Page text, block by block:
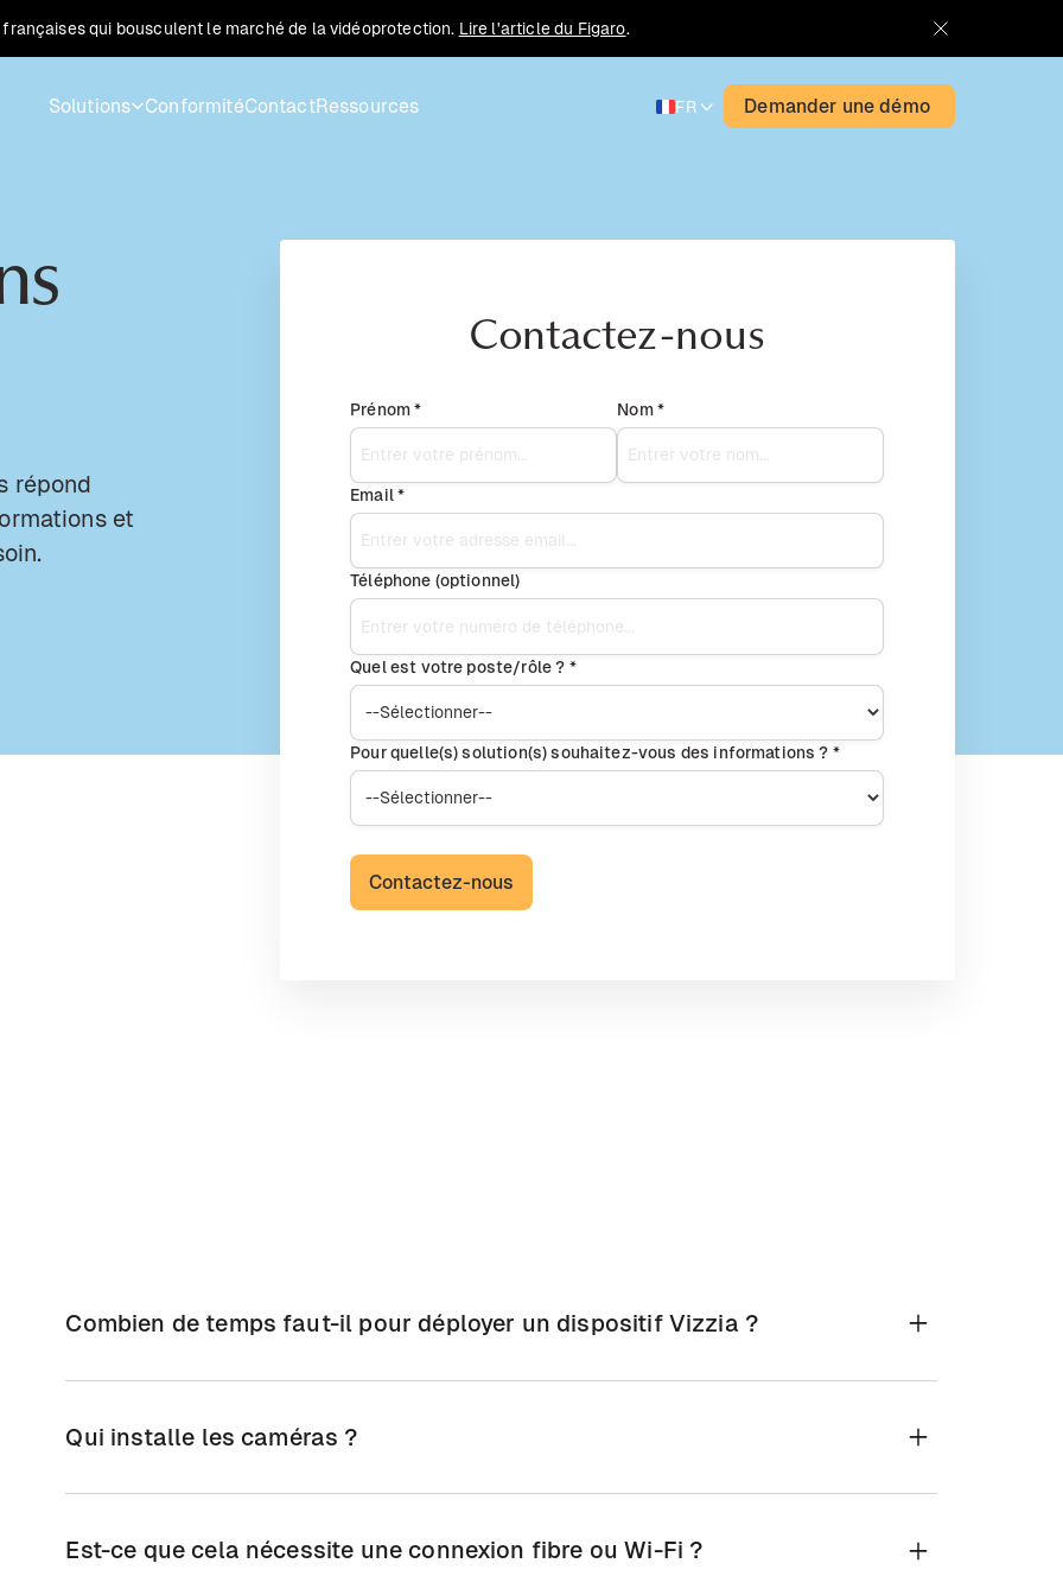
qui bousculent le marché de la vidéoprotection. Lire l'article du Figaro.
Solutions ConformitéContactRessources FR Demander une démo
répond
et
Contactez-nous
Prénom * Nom *
Email *
Téléphone (optionnel)
Quel est votre poste/rôle ? *
Pour quelle(s) solution(s) souhaitez-vous des informations ? *
Combien de temps faut-il pour déployer un dispositif Vizzia ?
Le déploiement est rapide : l’installation prend seulement quelques minutes et ne nécessite ni
Qui installe les caméras ?
Nos techniciens spécialisés assurent l’installation initiale et forment vos agents à leur utilisation.
permanent.
Est-ce que cela nécessite une connexion fibre ou Wi-Fi ?